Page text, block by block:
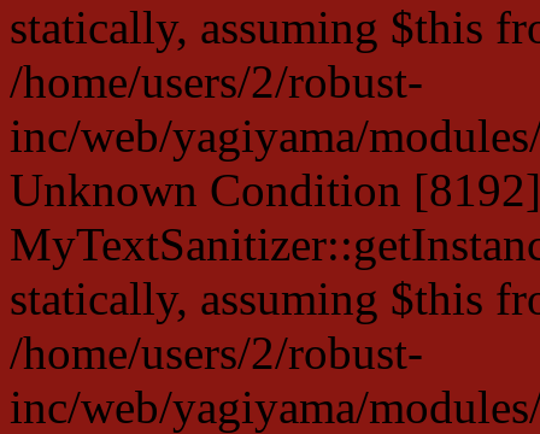
statically, assuming $this
/home/users/2/robust-
inc/web/yagiyama/
Unknown Condition
statically, assuming $this
/home/users/2/robust-
inc/web/yagiyama/